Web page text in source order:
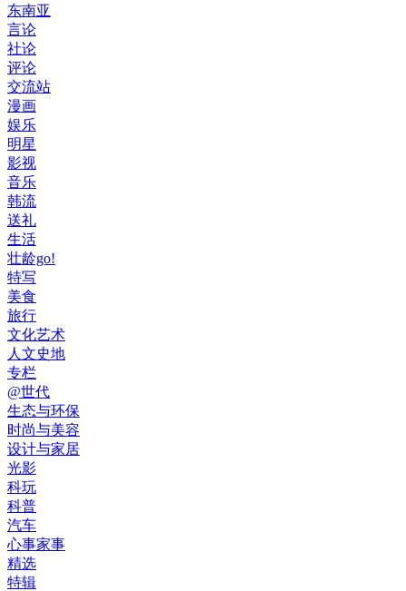
东南亚
言论
社论
评论
交流站
漫画
娱乐
明星
影视
音乐
韩流
送礼
生活
壮龄go!
特写
美食
旅行
文化艺术
人文史地
专栏
@世代
生态与环保
时尚与美容
设计与家居
光影
科玩
科普
汽车
心事家事
精选
特辑